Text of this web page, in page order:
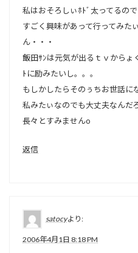
私はおそろしぃﾎﾄﾞ太ってるの
すごく興味があって行ってみた
ん・・・
飯田ｻﾝは元気が出るｔｖからょ
ﾄに励みたいし。。。
もしかしたらそのぅちお世話に
私みたぃなのでも大丈夫なんだ
長々とすみませんo
返信
satocyより:
2006年4月1日 8:18 PM